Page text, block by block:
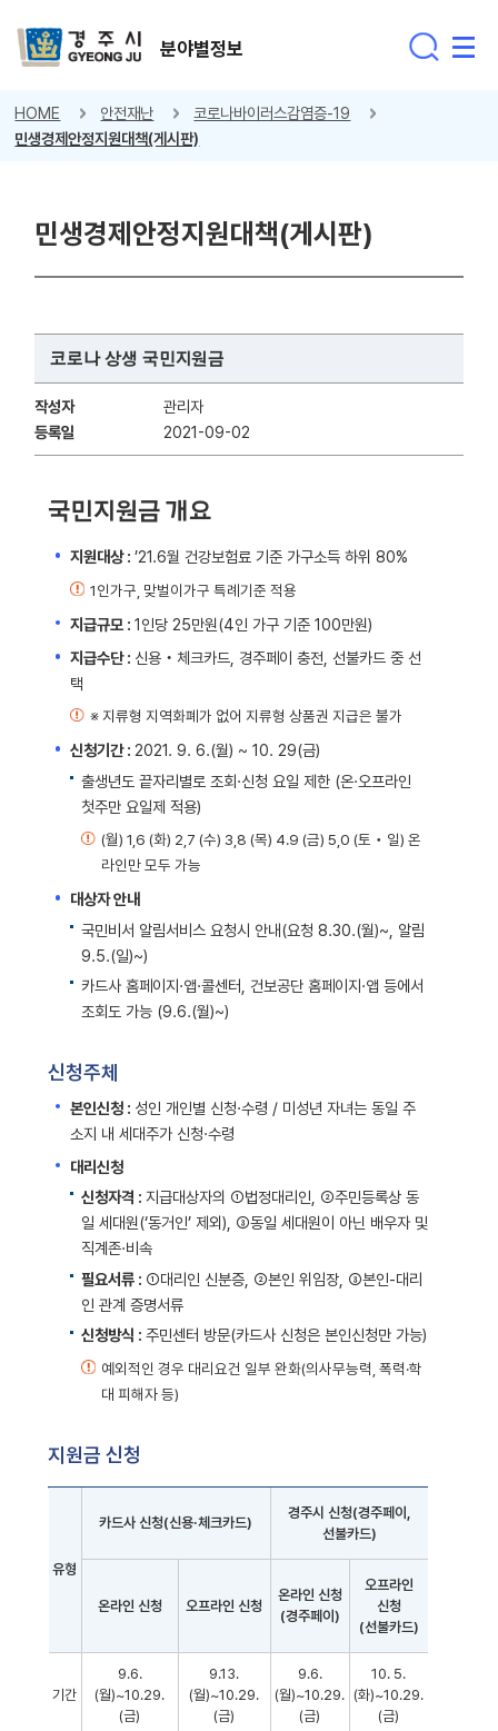
분야별정보
HOME 안전재난
코로나바이러스감염증-19
민생경제안정지원대책(게시판)
민생경제안정지원대책(게시판)
코로나 상생 국민지원금
작성자
관리자
등록일
2021-09-02
국민지원금 개요
지원대상 :’21.6월 건강보험료 기준 가구소득 하위 80%
1인가구, 맞벌이가구 특례기준 적용
지급규모 :1인당 25만원(4인 가구 기준 100만원)
지급수단 : 신용‧체크카드, 경주페이 충전, 선불카드 중 선
택
※ 지류형 지역화폐가 없어 지류형 상품권 지급은 불가
신청기간 : 2021. 9. 6.(월) ~ 10. 29(금)
출생년도 끝자리별로 조회·신청 요일 제한 (온·오프라인
첫주만 요일제 적용)
(월) 1,6 (화) 2,7 (수) 3,8 (목) 4.9 (금) 5,0 (토‧일) 온
라인만 모두 가능
대상자 안내
국민비서 알림서비스 요청시 안내(요청 8.30.(월)~, 알림
9.5.(일)~)
카드사 홈페이지·앱·콜센터, 건보공단 홈페이지·앱 등에서
조회도 가능 (9.6.(월)~)
신청주체
본인신청 : 성인 개인별 신청·수령 / 미성년 자녀는 동일 주
소지 내 세대주가 신청·수령
대리신청
신청자격 :지급대상자의 ①법정대리인, ②주민등록상 동
일 세대원(‘동거인’ 제외), ③동일 세대원이 아닌 배우자 및
직계존·비속
필요서류 : ①대리인 신분증, ②본인 위임장, ③본인-대리
인 관계 증명서류
신청방식 :주민센터 방문(카드사 신청은 본인신청만 가능)
예외적인 경우 대리요건 일부 완화(의사무능력, 폭력·학
대 피해자 등)
지원금 신청
신청
유형
카드사 신청(신용·체크카드)
경주시 신청(경주페이,
선불카드)
온라인 신청 오프라인 신청
온라인 신청
(경주페이)
오프라인
신청
(선불카드)
기간
9.6.
(월)~10.29.
(금)
9.13.
(월)~10.29.
(금)
9.6.
(월)~10.29.
(금)
10. 5.
(화)~10.29.
(금)